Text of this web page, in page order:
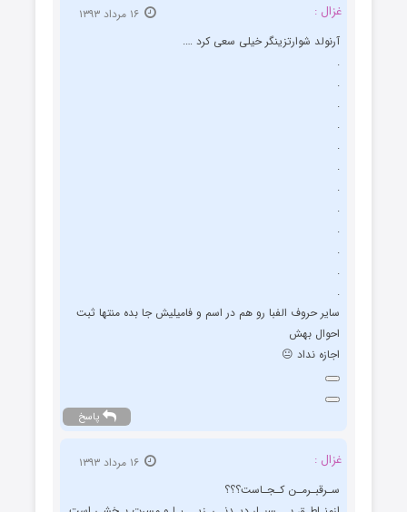
غزال :
ﺁﺭﻧﻮﻟﺪ ﺷﻮﺍﺭﺗﺰﯾﻨﮕﺮ ﺧﯿﻠﯽ ﺳﻌﯽ ﮐﺮﺩ ….
.
.
.
.
.
.
.
.
.
.
.
.
ﺳﺎﯾﺮ ﺣﺮﻭﻑ ﺍﻟﻔﺒﺎ ﺭﻭ ﻫﻢ ﺩﺭ ﺍﺳﻢ ﻭ ﻓﺎﻣﯿﻠﯿﺶ ﺟﺎ ﺑﺪﻩ ﻣﻨﺘﻬﺎ ﺛﺒﺖ
ﺍﺣﻮﺍﻝ ﺑﻬﺶ
ﺍﺟﺎﺯﻩ ﻧﺪﺍﺩ 😐
پاسخ
غزال :
سـرقبـرمـن کـجـاست؟؟؟